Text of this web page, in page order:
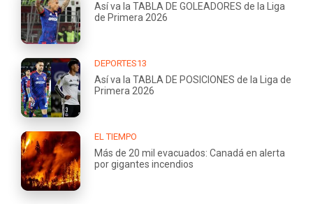
Así va la TABLA DE GOLEADORES de la Liga
de Primera 2026
DEPORTES13
Así va la TABLA DE POSICIONES de la Liga de
Primera 2026
EL TIEMPO
Más de 20 mil evacuados: Canadá en alerta
por gigantes incendios